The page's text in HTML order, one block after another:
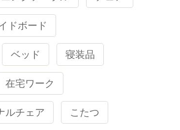
ドボード
ベッド 寝装品
在宅ワーク
ルチェア こたつ